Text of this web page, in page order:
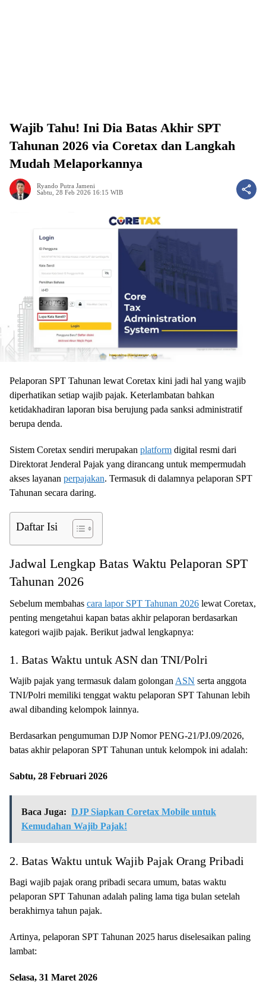
Wajib Tahu! Ini Dia Batas Akhir SPT
Tahunan 2026 via Coretax dan Langkah
Mudah Melaporkannya
Ryando Putra Jameni
Sabtu, 28 Feb 2026 16:15 WIB
Pelaporan SPT Tahunan lewat Coretax kini jadi hal yang wajib
diperhatikan setiap wajib pajak. Keterlambatan bahkan
ketidakhadiran laporan bisa berujung pada sanksi administratif
berupa denda.
Sistem Coretax sendiri merupakan platform digital resmi dari
Direktorat Jenderal Pajak yang dirancang untuk mempermudah
akses layanan perpajakan. Termasuk di dalamnya pelaporan SPT
Tahunan secara daring.
Daftar Isi
Jadwal Lengkap Batas Waktu Pelaporan SPT
Tahunan 2026
Sebelum membahas cara lapor SPT Tahunan 2026 lewat Coretax,
penting mengetahui kapan batas akhir pelaporan berdasarkan
kategori wajib pajak. Berikut jadwal lengkapnya:
1. Batas Waktu untuk ASN dan TNI/Polri
Wajib pajak yang termasuk dalam golongan ASN serta anggota
TNI/Polri memiliki tenggat waktu pelaporan SPT Tahunan lebih
awal dibanding kelompok lainnya.
Berdasarkan pengumuman DJP Nomor PENG-21/PJ.09/2026,
batas akhir pelaporan SPT Tahunan untuk kelompok ini adalah:
Sabtu, 28 Februari 2026
Baca Juga: DJP Siapkan Coretax Mobile untuk
Kemudahan Wajib Pajak!
2. Batas Waktu untuk Wajib Pajak Orang Pribadi
Bagi wajib pajak orang pribadi secara umum, batas waktu
pelaporan SPT Tahunan adalah paling lama tiga bulan setelah
berakhirnya tahun pajak.
Artinya, pelaporan SPT Tahunan 2025 harus diselesaikan paling
lambat:
Selasa, 31 Maret 2026